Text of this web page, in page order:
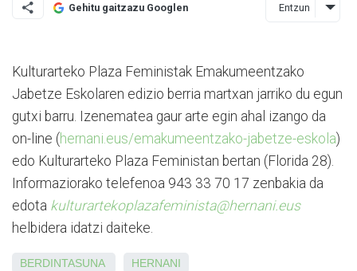
Gehitu gaitzazu Googlen Entzun
Kulturarteko Plaza Feministak Emakumeentzako
Jabetze Eskolaren edizio berria martxan jarriko du egun
gutxi barru. Izenematea gaur arte egin ahal izango da
on-line (hernani.eus/emakumeentzako-jabetze-eskola)
edo Kulturarteko Plaza Feministan bertan (Florida 28).
Informaziorako telefenoa 943 33 70 17 zenbakia da
edota kulturartekoplazafeminista@hernani.eus
helbidera idatzi daiteke.
BERDINTASUNA HERNANI